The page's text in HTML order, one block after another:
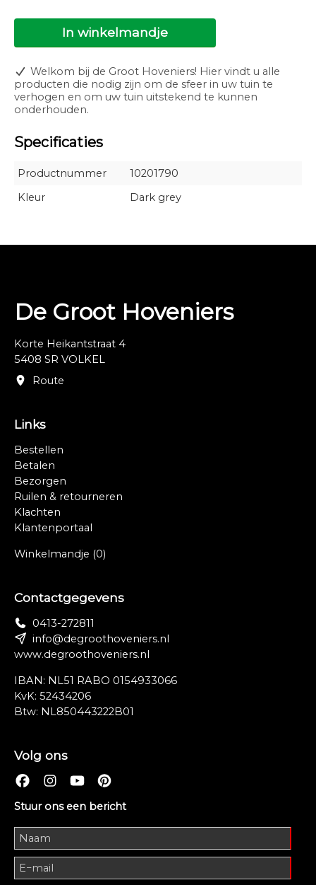
Branduren: 25000
Licht type: Direct
Lichtkleur: Warm white
Lichtrichting: Naar beneden
Kleurtemperatuur: 3000K
CRI: 94
Dimbaar: Nee
Energielabel: A
In winkelmandje
Welkom bij de Groot Hoveniers! Hier vindt u alle
producten die nodig zijn om de sfeer in uw tuin te
verhogen en om uw tuin uitstekend te kunnen
onderhouden.
Specificaties
Productnummer
10201790
Kleur
Dark grey
De Groot Hoveniers
Korte Heikantstraat 4
5408 SR VOLKEL
Route
Links
Bestellen
Betalen
Bezorgen
Ruilen & retourneren
Klachten
Klantenportaal
Winkelmandje (0)
Contactgegevens
0413-272811
info@degroothoveniers.nl
www.degroothoveniers.nl
IBAN: NL51 RABO 0154933066
KvK: 52434206
Btw: NL850443222B01
Volg ons
Stuur ons een bericht